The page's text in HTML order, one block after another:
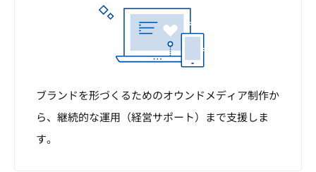
ブランドを形づくるためのオウンドメディア制作か
ら、継続的な運用（経営サポート）まで支援しま
す。